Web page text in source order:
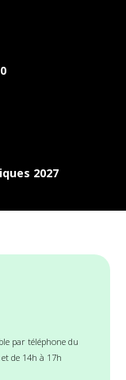
2027
par téléphone du
de 14h à 17h